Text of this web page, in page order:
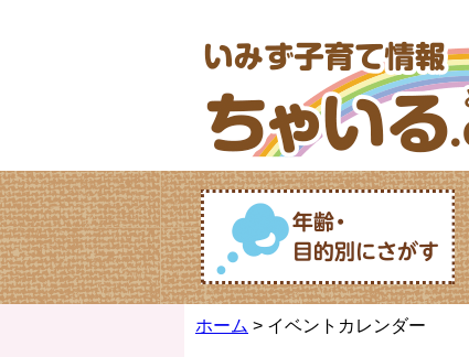
ホーム > イベントカレンダー